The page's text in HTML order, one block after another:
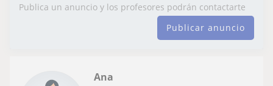
Publica un anuncio y los profesores podrán contactarte
Publicar anuncio
Ana